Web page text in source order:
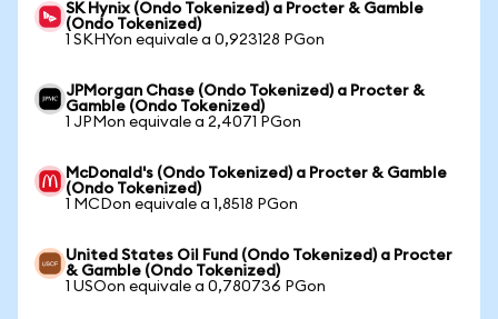
SK Hynix (Ondo Tokenized) a Procter & Gamble
(Ondo Tokenized)
1 SKHYon equivale a 0,923128 PGon
JPMorgan Chase (Ondo Tokenized) a Procter &
Gamble (Ondo Tokenized)
1 JPMon equivale a 2,4071 PGon
McDonald's (Ondo Tokenized) a Procter & Gamble
(Ondo Tokenized)
1 MCDon equivale a 1,8518 PGon
United States Oil Fund (Ondo Tokenized) a Procter
& Gamble (Ondo Tokenized)
1 USOon equivale a 0,780736 PGon